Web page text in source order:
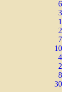
6
3
1
2
7
10
4
2
8
30